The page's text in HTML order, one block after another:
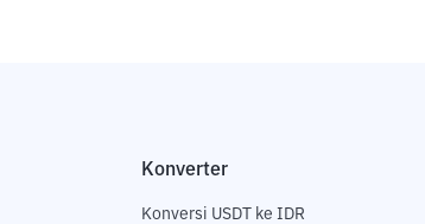
Konverter
Konversi USDT ke IDR